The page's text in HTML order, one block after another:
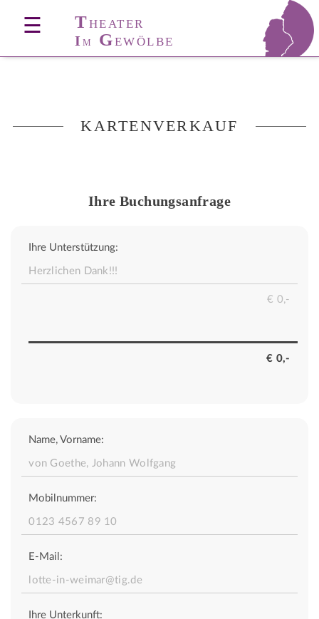
☰ THEATER
I M GEWÖLBE
KARTENVERKAUF
Ihre Buchungsanfrage
Ihre Unterstützung:
Name, Vorname:
Mobilnummer:
E-Mail:
Ihre Unterkunft: